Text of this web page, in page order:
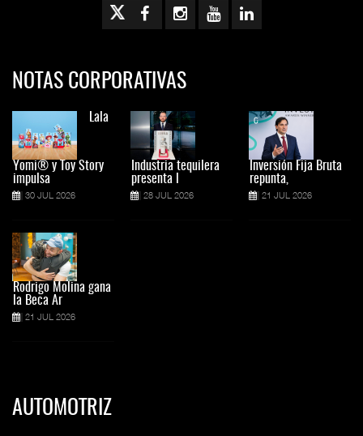
NOTAS CORPORATIVAS
Lala
Yomi® y Toy Story
impulsa
30 JUL 2026
Rodrigo Molina gana
la Beca Ar
21 JUL 2026
Industria tequilera
presenta l
28 JUL 2026
Inversión Fija Bruta
repunta,
21 JUL 2026
AUTOMOTRIZ